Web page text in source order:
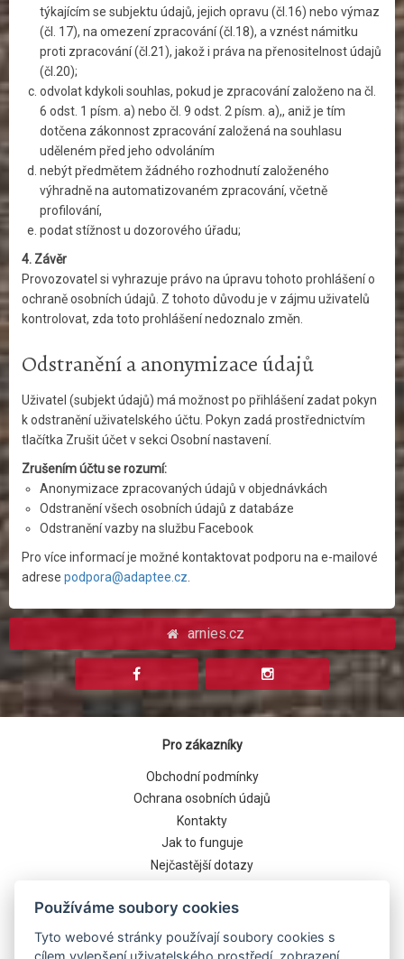
týkajícím se subjektu údajů, jejich opravu (čl.16) nebo výmaz
(čl. 17), na omezení zpracování (čl.18), a vznést námitku
proti zpracování (čl.21), jakož i práva na přenositelnost údajů
(čl.20);
odvolat kdykoli souhlas, pokud je zpracování založeno na čl.
6 odst. 1 písm. a) nebo čl. 9 odst. 2 písm. a),, aniž je tím
dotčena zákonnost zpracování založená na souhlasu
uděleném před jeho odvoláním
nebýt předmětem žádného rozhodnutí založeného
výhradně na automatizovaném zpracování, včetně
profilování,
podat stížnost u dozorového úřadu;
4. Závěr
Provozovatel si vyhrazuje právo na úpravu tohoto prohlášení o
ochraně osobních údajů. Z tohoto důvodu je v zájmu uživatelů
kontrolovat, zda toto prohlášení nedoznalo změn.
Odstranění a anonymizace údajů
Uživatel (subjekt údajů) má možnost po přihlášení zadat pokyn
k odstranění uživatelského účtu. Pokyn zadá prostřednictvím
tlačítka Zrušit účet v sekci Osobní nastavení.
Zrušením účtu se rozumí:
Anonymizace zpracovaných údajů v objednávkách
Odstranění všech osobních údajů z databáze
Odstranění vazby na službu Facebook
Pro více informací je možné kontaktovat podporu na e-mailové
adrese podpora@adaptee.cz
arnies.cz
Pro zákazníky
Obchodní podmínky
Ochrana osobních údajů
Kontakty
Jak to funguje
Nejčastější dotazy
Používáme soubory cookies
Tyto webové stránky používají soubory cookies s
cílem vylepšení uživatelského prostředí, zobrazení